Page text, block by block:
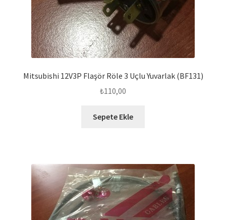
Mitsubishi 12V3P Flaşör Röle 3 Uçlu Yuvarlak (BF131)
₺110,00
Sepete Ekle